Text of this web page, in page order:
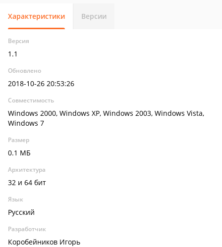
Характеристики Версии
Версия
1.1
Обновлено
2018-10-26 20:53:26
Совместимость
Windows 2000, Windows XP, Windows 2003, Windows Vista,
Windows 7
Размер
0.1 МБ
Архитектура
32 и 64 бит
Язык
Русский
Разработчик
Коробейников Игорь